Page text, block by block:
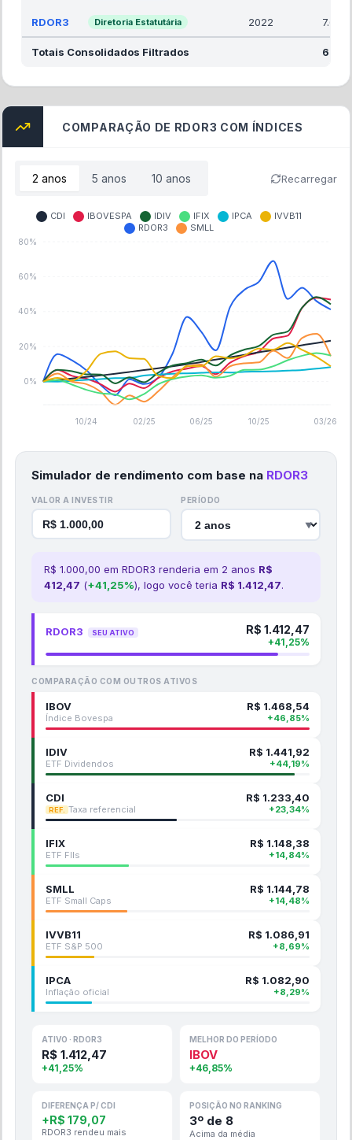
RDOR3 Diretoria Estatutária 2022 7.66
Totais Consolidados Filtrados 67.16
COMPARAÇÃO DE RDOR3 COM ÍNDICES
2 anos 5 anos 10 anos Recarregar
CDI IBOVESPA IDIV IFIX IPCA
IVVB11
RDOR3
SMLL
10/24 02/25 06/25 10/25 03/26
0%
20%
40%
60%
80%
Simulador de rendimento com base na RDOR3
VALOR A INVESTIR PERÍODO
▼
R$ 1.000,00 em RDOR3 renderia em 2 anos R$
412,47 (+41,25%), logo você teria R$ 1.412,47.
RDOR3 SEU ATIVO R$ 1.412,47
+41,25%
COMPARAÇÃO COM OUTROS ATIVOS
IBOV
Índice Bovespa
R$ 1.468,54
+46,85%
IDIV
ETF Dividendos
R$ 1.441,92
+44,19%
CDI
REF. Taxa referencial
R$ 1.233,40
+23,34%
IFIX
ETF FIIs
R$ 1.148,38
+14,84%
SMLL
ETF Small Caps
R$ 1.144,78
+14,48%
IVVB11
ETF S&P 500
R$ 1.086,91
+8,69%
IPCA
Inflação oficial
R$ 1.082,90
+8,29%
ATIVO · RDOR3
R$ 1.412,47
+41,25%
MELHOR DO PERÍODO
IBOV
+46,85%
DIFERENÇA P/ CDI
+R$ 179,07
RDOR3 rendeu mais
POSIÇÃO NO RANKING
3º de 8
Acima da média